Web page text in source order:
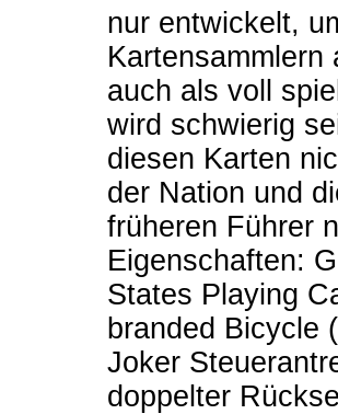
nur entwickelt,
Kartensammlern
auch als voll
wird schwierig
diesen Karten
der Nation und
früheren Führer
Eigenschaften:
States Playing
branded Bicycle
Joker
doppelter